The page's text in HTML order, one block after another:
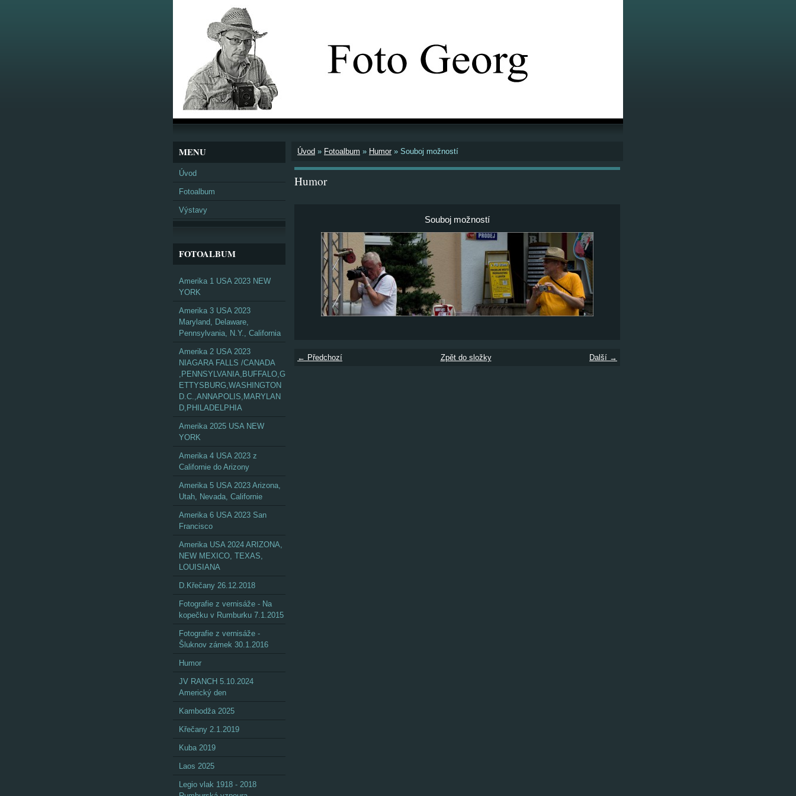
Úvod » Fotoalbum » Humor » Souboj možností
Humor
Souboj možností
← Předchozí Další →
Zpět do složky
MENU
Úvod
Fotoalbum
Výstavy
FOTOALBUM
Amerika 1 USA 2023 NEW
YORK
Amerika 3 USA 2023
Maryland, Delaware,
Pennsylvania, N.Y., California
Amerika 2 USA 2023
NIAGARA FALLS /CANADA
,PENNSYLVANIA,BUFFALO,G
ETTYSBURG,WASHINGTON
D.C.,ANNAPOLIS,MARYLAN
D,PHILADELPHIA
Amerika 2025 USA NEW
YORK
Amerika 4 USA 2023 z
Californie do Arizony
Amerika 5 USA 2023 Arizona,
Utah, Nevada, Californie
Amerika 6 USA 2023 San
Francisco
Amerika USA 2024 ARIZONA,
NEW MEXICO, TEXAS,
LOUISIANA
D.Křečany 26.12.2018
Fotografie z vernisáže - Na
kopečku v Rumburku 7.1.2015
Fotografie z vernisáže -
Šluknov zámek 30.1.2016
Humor
JV RANCH 5.10.2024
Americký den
Kambodža 2025
Křečany 2.1.2019
Kuba 2019
Laos 2025
Legio vlak 1918 - 2018